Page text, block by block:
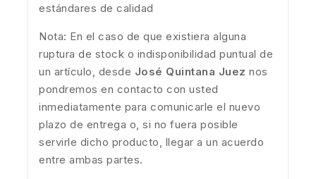
estándares de calidad
Nota: En el caso de que existiera alguna
ruptura de stock o indisponibilidad puntual de
un artículo, desde José Quintana Juez nos
pondremos en contacto con usted
inmediatamente para comunicarle el nuevo
plazo de entrega o, si no fuera posible
servirle dicho producto, llegar a un acuerdo
entre ambas partes.